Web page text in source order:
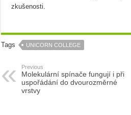
zkušenosti.
Tags UNICORN COLLEGE
Previous
Molekulární spínače fungují i při
uspořádání do dvourozměrné
vrstvy